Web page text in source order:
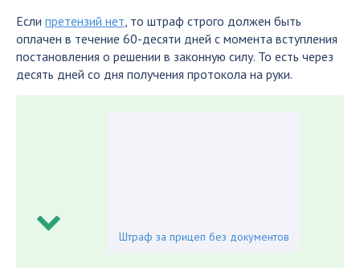
Если претензий нет , то штраф строго должен быть
оплачен в течение 60-десяти дней с момента вступления
постановления о решении в законную силу. То есть через
десять дней со дня получения протокола на руки.
Штраф за прицеп без документов